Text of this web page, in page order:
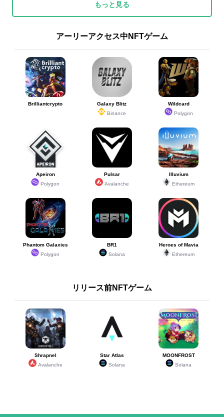
もっと見る
アーリーアクセス中NFTゲーム
Brilliantcrypto
Galaxy Blitz
Binance
Wildcard
Polygon
Apeiron
Polygon
Pulsar
Avalanche
Illuvium
Ethereum
Phantom Galaxies
Polygon
BR1
Solana
Heroes of Mavia
Ethereum
リリース前NFTゲーム
Shrapnel
Avalanche
Star Atlas
Solana
MOONFROST
Solana